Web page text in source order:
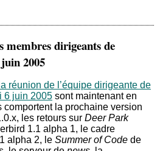
membres dirigeants de
2005
réunion de l’équipe dirigeante de
6 juin 2005 sont maintenant en
comportent la prochaine version
les retours sur Deer Park
1.1 alpha 1, le cadre
alpha 2, le Summer of Code de